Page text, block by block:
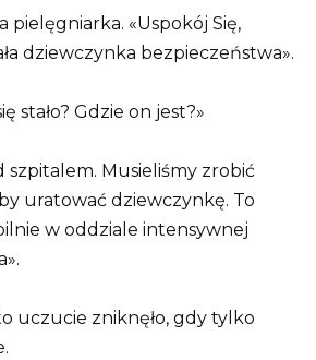
pielęgniarka. «Uspokój Się,
dziewczynka bezpieczeństwa».
stało? Gdzie on jest?»
szpitalem. Musieliśmy zrobić
uratować dziewczynkę. To
w oddziale intensywnej
uczucie zniknęło, gdy tylko